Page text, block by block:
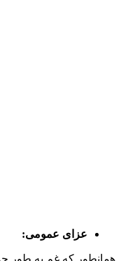
عزای عمومی:
همانطور که غم به طور